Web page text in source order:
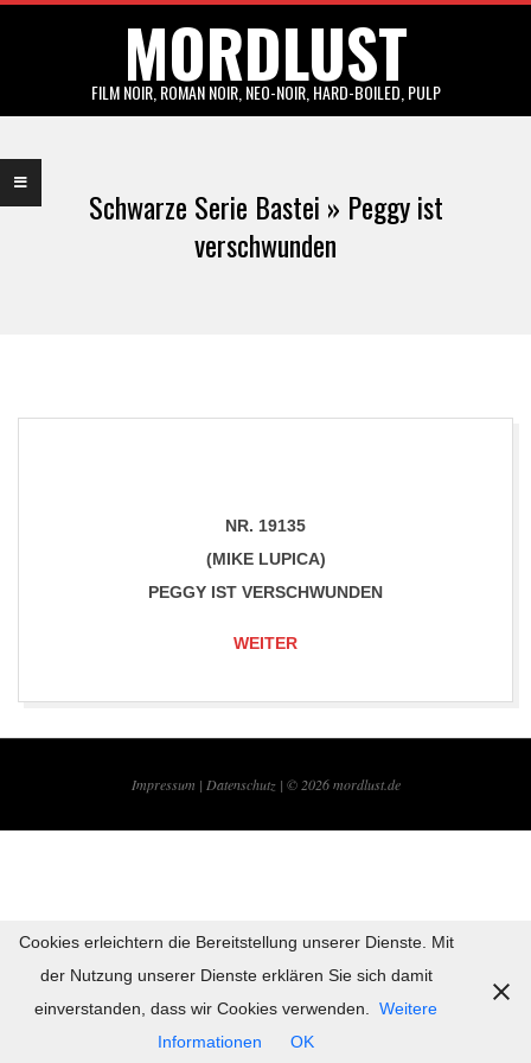
MORDLUST
FILM NOIR, ROMAN NOIR, NEO-NOIR, HARD-BOILED, PULP
Navigation
Schwarze Serie Bastei » Peggy ist
verschwunden
NR. 19135
(MIKE LUPICA)
PEGGY IST VERSCHWUNDEN
WEITER
Impressum | Datenschutz | © 2026mordlust.de
Cookies erleichtern die Bereitstellung unserer Dienste. Mit
der Nutzung unserer Dienste erklären Sie sich damit
einverstanden, dass wir Cookies verwenden.
Weitere
Informationen
OK